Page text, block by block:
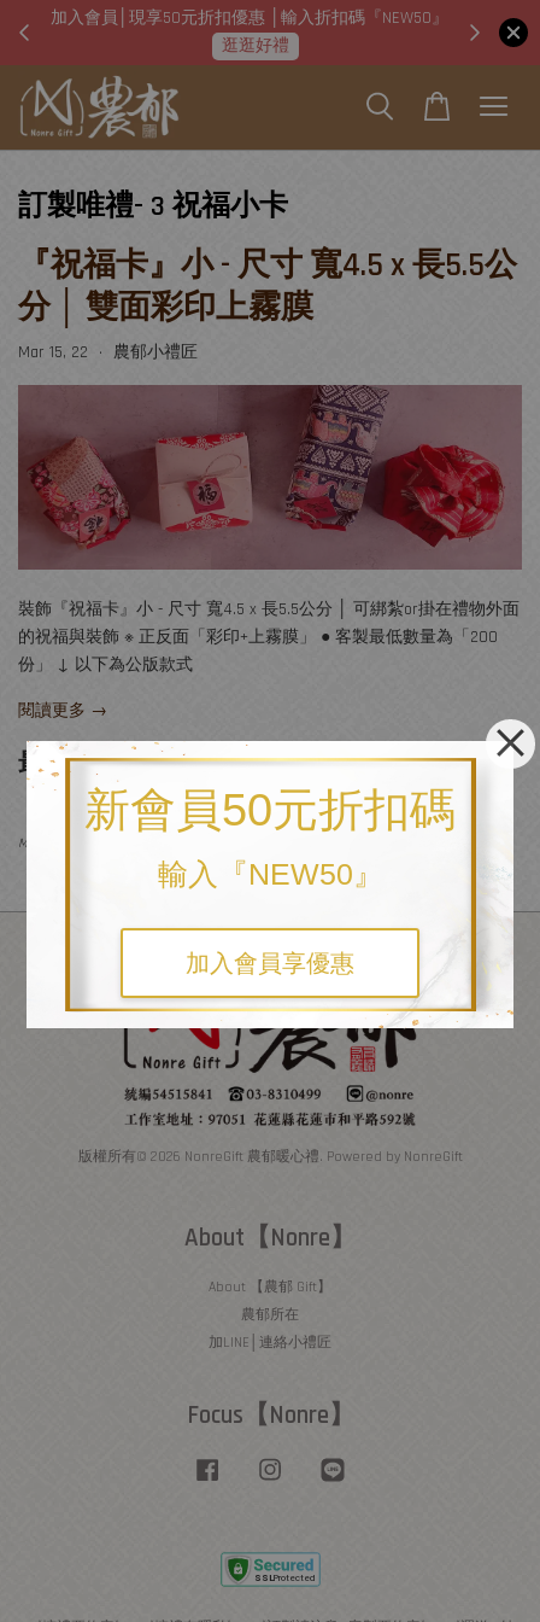
新會員50元折扣碼
輸入『NEW50』
加入會員享優惠
加入會員│現享50元折扣優惠 │輸入折扣碼『NEW50』
逛逛好禮
即日
訂製唯禮- 3 祝福小卡
『祝福卡』小 - 尺寸 寬4.5 x 長5.5公
分 │ 雙面彩印上霧膜
Mar 15, 22 • 農郁小禮匠
裝飾『祝福卡』小 - 尺寸 寬4.5 x 長5.5公分 │ 可綁紮or掛在禮物外面
的祝福與裝飾 ※ 正反面「彩印+上霧膜」 ● 客製最低數量為「200
份」 ↓ 以下為公版款式
閱讀更多 →
最新文章
『祝福卡』小 - 尺寸 寬4.5 x 長5.5公分 │ 雙面彩印上霧膜
Mar 15, 22
版權所有© 2026 NonreGift 農郁暖心禮. Powered by NonreGift
About【Nonre】
About 【農郁 Gift】
農郁所在
加LINE│連絡小禮匠
Focus【Nonre】
Facebook Instagram